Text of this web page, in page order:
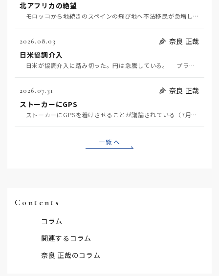
北アフリカの絶望
モロッコから地続きのスペインの飛び地へ不法移民が急増していて、当地の大問題となっている。「海を泳い…
2026.08.03
奈良 正哉
日米協調介入
日米が協調介入に踏み切った。円は急騰している。 プラザ合意以降、協調介入は為替相場の転機になって…
2026.07.31
奈良 正哉
ストーカーにGPS
ストーカーにGPSを着けさせることが議論されている（7月29日日経）。反対派は「ストーカーにも人権…
一覧へ
Contents
コラム
関連するコラム
奈良 正哉のコラム